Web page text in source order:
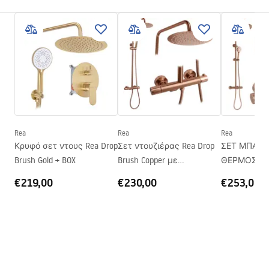
Χρώμα Rea
Χρυσό βουρτσισμένο
Τύπος καμπίνας
Γωνιακό
Γυαλί
Διαφανές 4mm, Διαφανές
5mm
Μέθοδος ανοίγματος
Συρόμενη
Σειρά
City
Ύψος (mm)
1900
shower manual
shower manual.pdf
Rea
Κρυφό σετ ντους Rea Drop
Brush Gold + BOX
€219,00
Rea
Σετ ντουζιέρας Rea Drop
Brush Copper με
€230,00
Rea
ΣΕΤ
€253,00